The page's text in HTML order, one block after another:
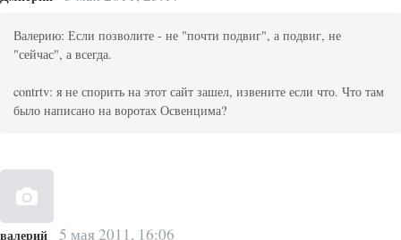
Валерию: Если позволите - не "почти подвиг", а подвиг, не
"сейчас", а всегда.
contrtv: я не спорить на этот сайт зашел, извените если что. Что там
было написано на воротах Освенцима?
валерий 5 мая 2011, 16:06